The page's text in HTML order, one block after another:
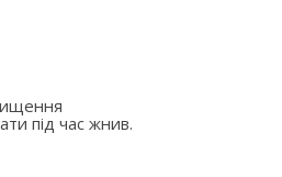
під час жнив.